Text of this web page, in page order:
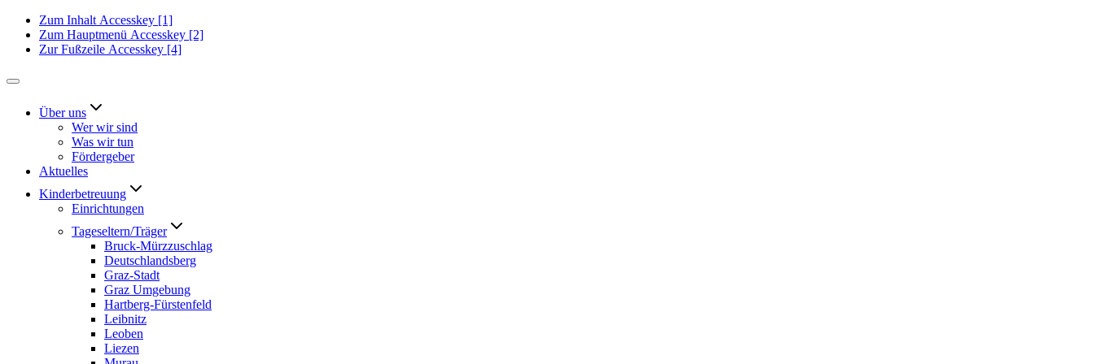
Zum Inhalt Accesskey [1]
Zum Hauptmenü Accesskey [2]
Zur Fußzeile Accesskey [4]
Über uns
Wer wir sind
Was wir tun
Fördergeber
Aktuelles
Kinderbetreuung
Einrichtungen
Tageseltern/Träger
Bruck-Mürzzuschlag
Deutschlandsberg
Graz-Stadt
Graz Umgebung
Hartberg-Fürstenfeld
Leibnitz
Leoben
Liezen